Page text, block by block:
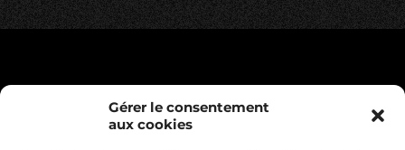
Gérer le consentement
aux cookies